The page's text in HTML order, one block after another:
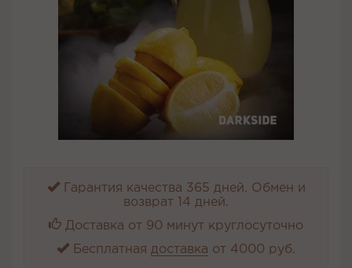
Гарантия качества 365 дней. Обмен и
возврат 14 дней.
Доставка от 90 минут круглосуточно
Бесплатная доставка от 4000 руб.